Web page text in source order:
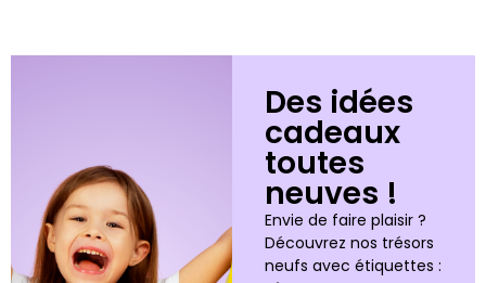
Des idées
cadeaux
toutes
neuves !
Envie de faire plaisir ?
Découvrez nos trésors
neufs avec étiquettes :